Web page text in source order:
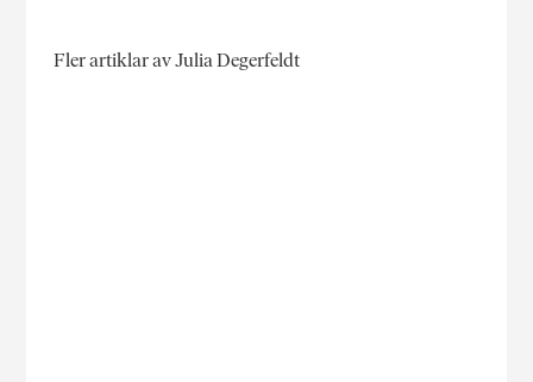
Fler artiklar av Julia Degerfeldt